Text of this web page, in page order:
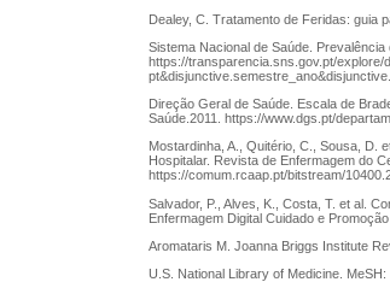
Dealey, C. Tratamento de Feridas: guia
Sistema Nacional de Saúde.
https://transparencia.sns.gov.pt/
Direção Geral de Saúde. Escala de
Saúde.2011. https://www.dgs.pt/
Mostardinha, A., Quitério, C., Sousa, D.
Hospitalar. Revista de Enfermagem do
https://comum.rcaap.pt/bitstream/
Salvador, P., Alves, K., Costa, T. et al.
Enfermagem Digital Cuidado e
Aromataris M. Joanna Briggs Institute
U.S. National Library of Medicine.